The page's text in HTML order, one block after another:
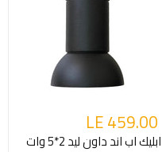
LE 459.00
ابليك اب اند داون ليد 2*5 وات